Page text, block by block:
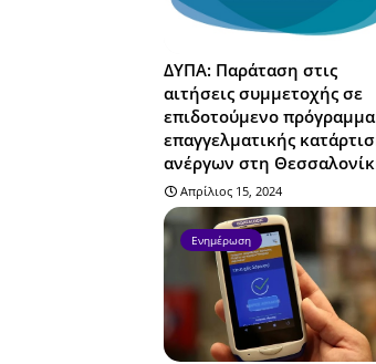
ΔΥΠΑ: Παράταση στις
αιτήσεις συμμετοχής σε
επιδοτούμενο πρόγραμμα
επαγγελματικής
ανέργων στη
Απρίλιος 15, 2024
Ενημέρωση